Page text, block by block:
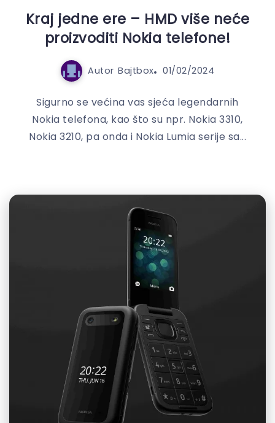
Kraj jedne ere – HMD više neće
proizvoditi Nokia telefone!
Autor Bajtbox 01/02/2024
Sigurno se većina vas sjeća legendarnih
Nokia telefona, kao što su npr. Nokia 3310,
Nokia 3210, pa onda i Nokia Lumia serije sa...